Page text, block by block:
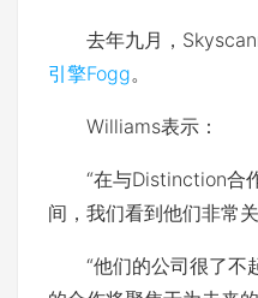
去年九月，
引擎Fogg。
Williams表示：
“在与Distinction合
间，我们看到他们非常
“他们的公司很了不